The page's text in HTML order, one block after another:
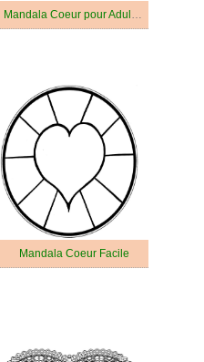
Mandala Coeur pour Adultes
Mandala Coeur Facile